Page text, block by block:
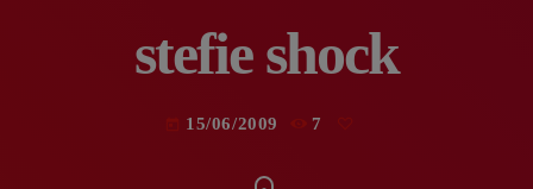
stefie shock
15/06/2009 7